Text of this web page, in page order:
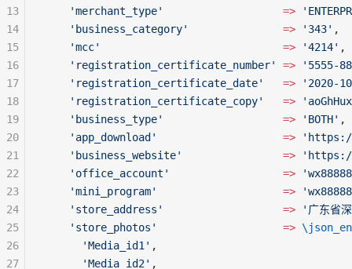
    'merchant_type'
                   =>
    'business_category'
               =>
'343' ,
    'mcc'
                             =>
'4214' ,
    'registration_certificate_number'
=> '5555-
    'registration_certificate_date'
   =>
'2020-
    'registration_certificate_copy'
   =>
    'business_type'
                   =>
'BOTH' ,
    'app_download'
                    =>
'https://
    'business_website'
                =>
'https://
    'office_account'
                  =>
    'mini_program'
                    =>
    'store_address'
                   =>
'广东省
    'store_photos'
                    =>
      'Media_id1'
,
      'Media_id2'
,
13
14
15
16
17
18
19
20
21
22
23
24
25
26
27